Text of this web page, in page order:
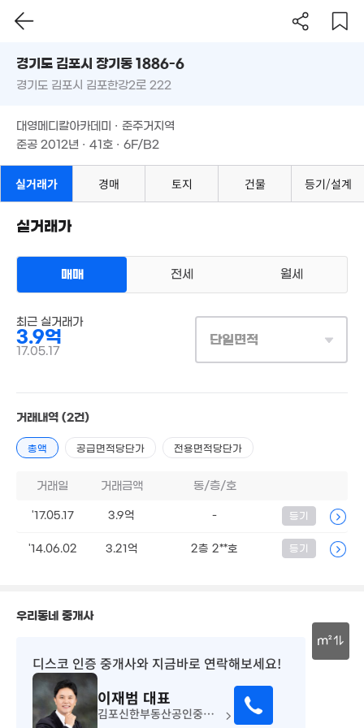
4.35억
113m²
전용140m²
필터 매물 탐색
경기도 김포시 장기동 1886-6
준공 2012년 · 41호 · 6F/B2
m²
경기도 김포시 장기동 1886-6
경기도 김포시 김포한강2로 222
대영메디칼아카데미 · 준주거지역
준공 2012년 · 41호 · 6F/B2
실거래가 경매 토지 건물 등기/설계
실거래가
매매 전세 월세
최근 실거래가
3.9억
17.05.17
단일면적
거래내역 (2건)
총액 공급면적당단가 전용면적당단가
거래일 거래금액 동/층/호
'17.05.17 3.9억 - 등기
'14.06.02 3.21억 2층 2**호 등기
우리동네 중개사
디스코 인증 중개사와 지금바로 연락해보세요!
이재범 대표
김포신한부동산공인중개사사무소